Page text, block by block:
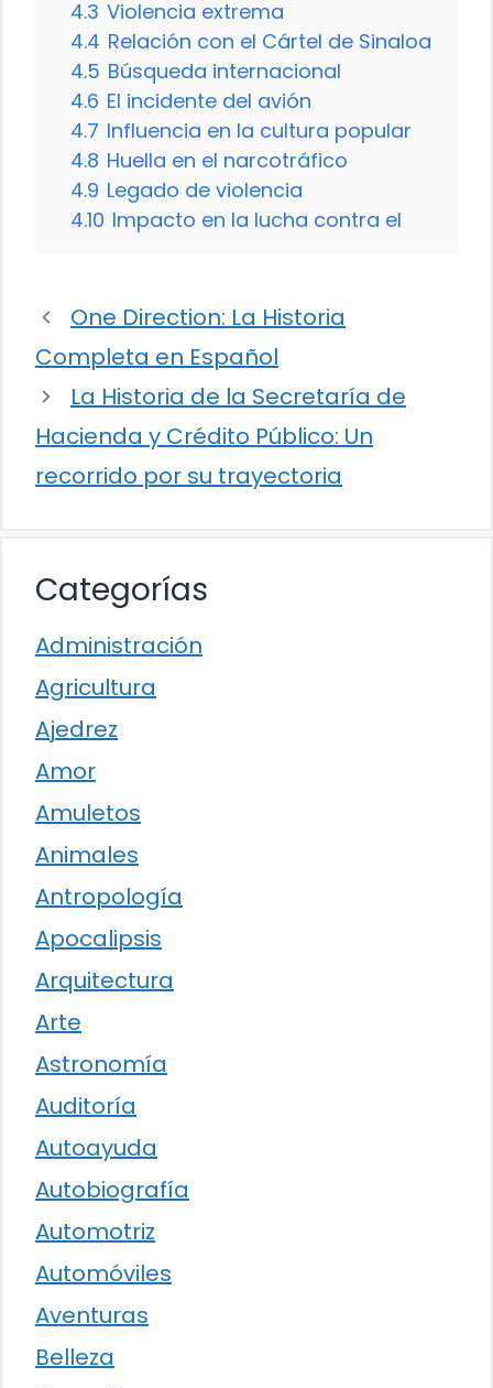
4.3 Violencia extrema
4.4 Relación con el Cártel de Sinaloa
4.5 Búsqueda internacional
4.6 El incidente del avión
4.7 Influencia en la cultura popular
4.8 Huella en el narcotráfico
4.9 Legado de violencia
4.10 Impacto en la lucha contra el
One Direction: La Historia
Completa en Español
La Historia de la Secretaría de
Hacienda y Crédito Público: Un
recorrido por su trayectoria
Categorías
Administración
Agricultura
Ajedrez
Amor
Amuletos
Animales
Antropología
Apocalipsis
Arquitectura
Arte
Astronomía
Auditoría
Autoayuda
Autobiografía
Automotriz
Automóviles
Aventuras
Belleza